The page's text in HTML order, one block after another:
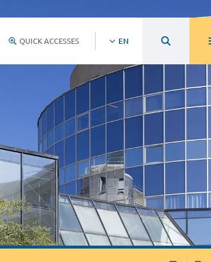
QUICK ACCESSES EN